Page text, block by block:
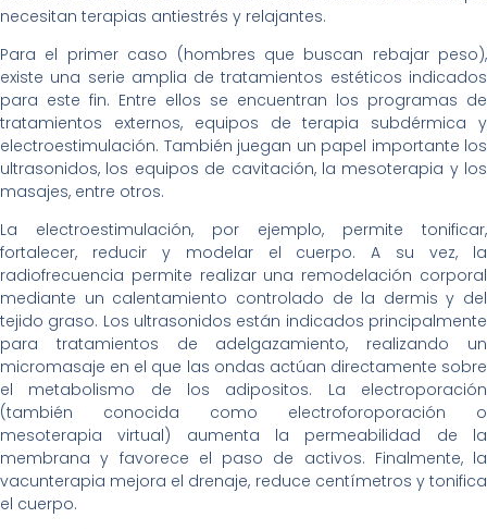
necesitan terapias antiestrés y relajantes.
Para el primer caso (hombres que buscan rebajar peso),
existe una serie amplia de tratamientos estéticos indicados
para este fin. Entre ellos se encuentran los programas de
tratamientos externos, equipos de terapia subdérmica y
electroestimulación. También juegan un papel importante los
ultrasonidos, los equipos de cavitación, la mesoterapia y los
masajes, entre otros.
La electroestimulación, por ejemplo, permite tonificar,
fortalecer, reducir y modelar el cuerpo. A su vez, la
radiofrecuencia permite realizar una remodelación corporal
mediante un calentamiento controlado de la dermis y del
tejido graso. Los ultrasonidos están indicados principalmente
para tratamientos de adelgazamiento, realizando un
micromasaje en el que las ondas actúan directamente sobre
el metabolismo de los adipositos. La electroporación
(también conocida como electroforoporación o
mesoterapia virtual) aumenta la permeabilidad de la
membrana y favorece el paso de activos. Finalmente, la
vacunterapia mejora el drenaje, reduce centímetros y tonifica
el cuerpo.